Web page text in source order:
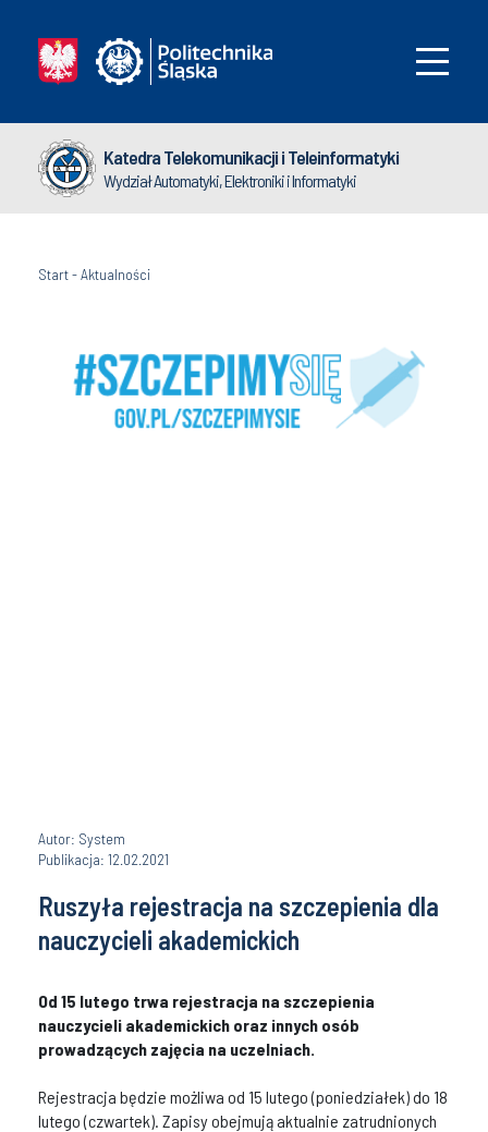
Katedra Telekomunikacji i Teleinformatyki
Wydział Automatyki, Elektroniki i Informatyki
Start-Aktualności
Autor: System
Publikacja: 12.02.2021
Ruszyła rejestracja na szczepienia dla
nauczycieli akademickich
Od 15 lutego trwa rejestracja na szczepienia
nauczycieli akademickich oraz innych osób
prowadzących zajęcia na uczelniach.
Rejestracja będzie możliwa od 15 lutego (poniedziałek) do 18
lutego (czwartek). Zapisy obejmują aktualnie zatrudnionych